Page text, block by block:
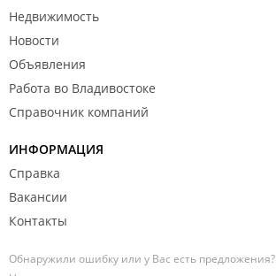
Недвижимость
Новости
Объявления
Работа во Владивостоке
Справочник компаний
ИНФОРМАЦИЯ
Справка
Вакансии
Контакты
Обнаружили ошибку или у Вас есть предложения?